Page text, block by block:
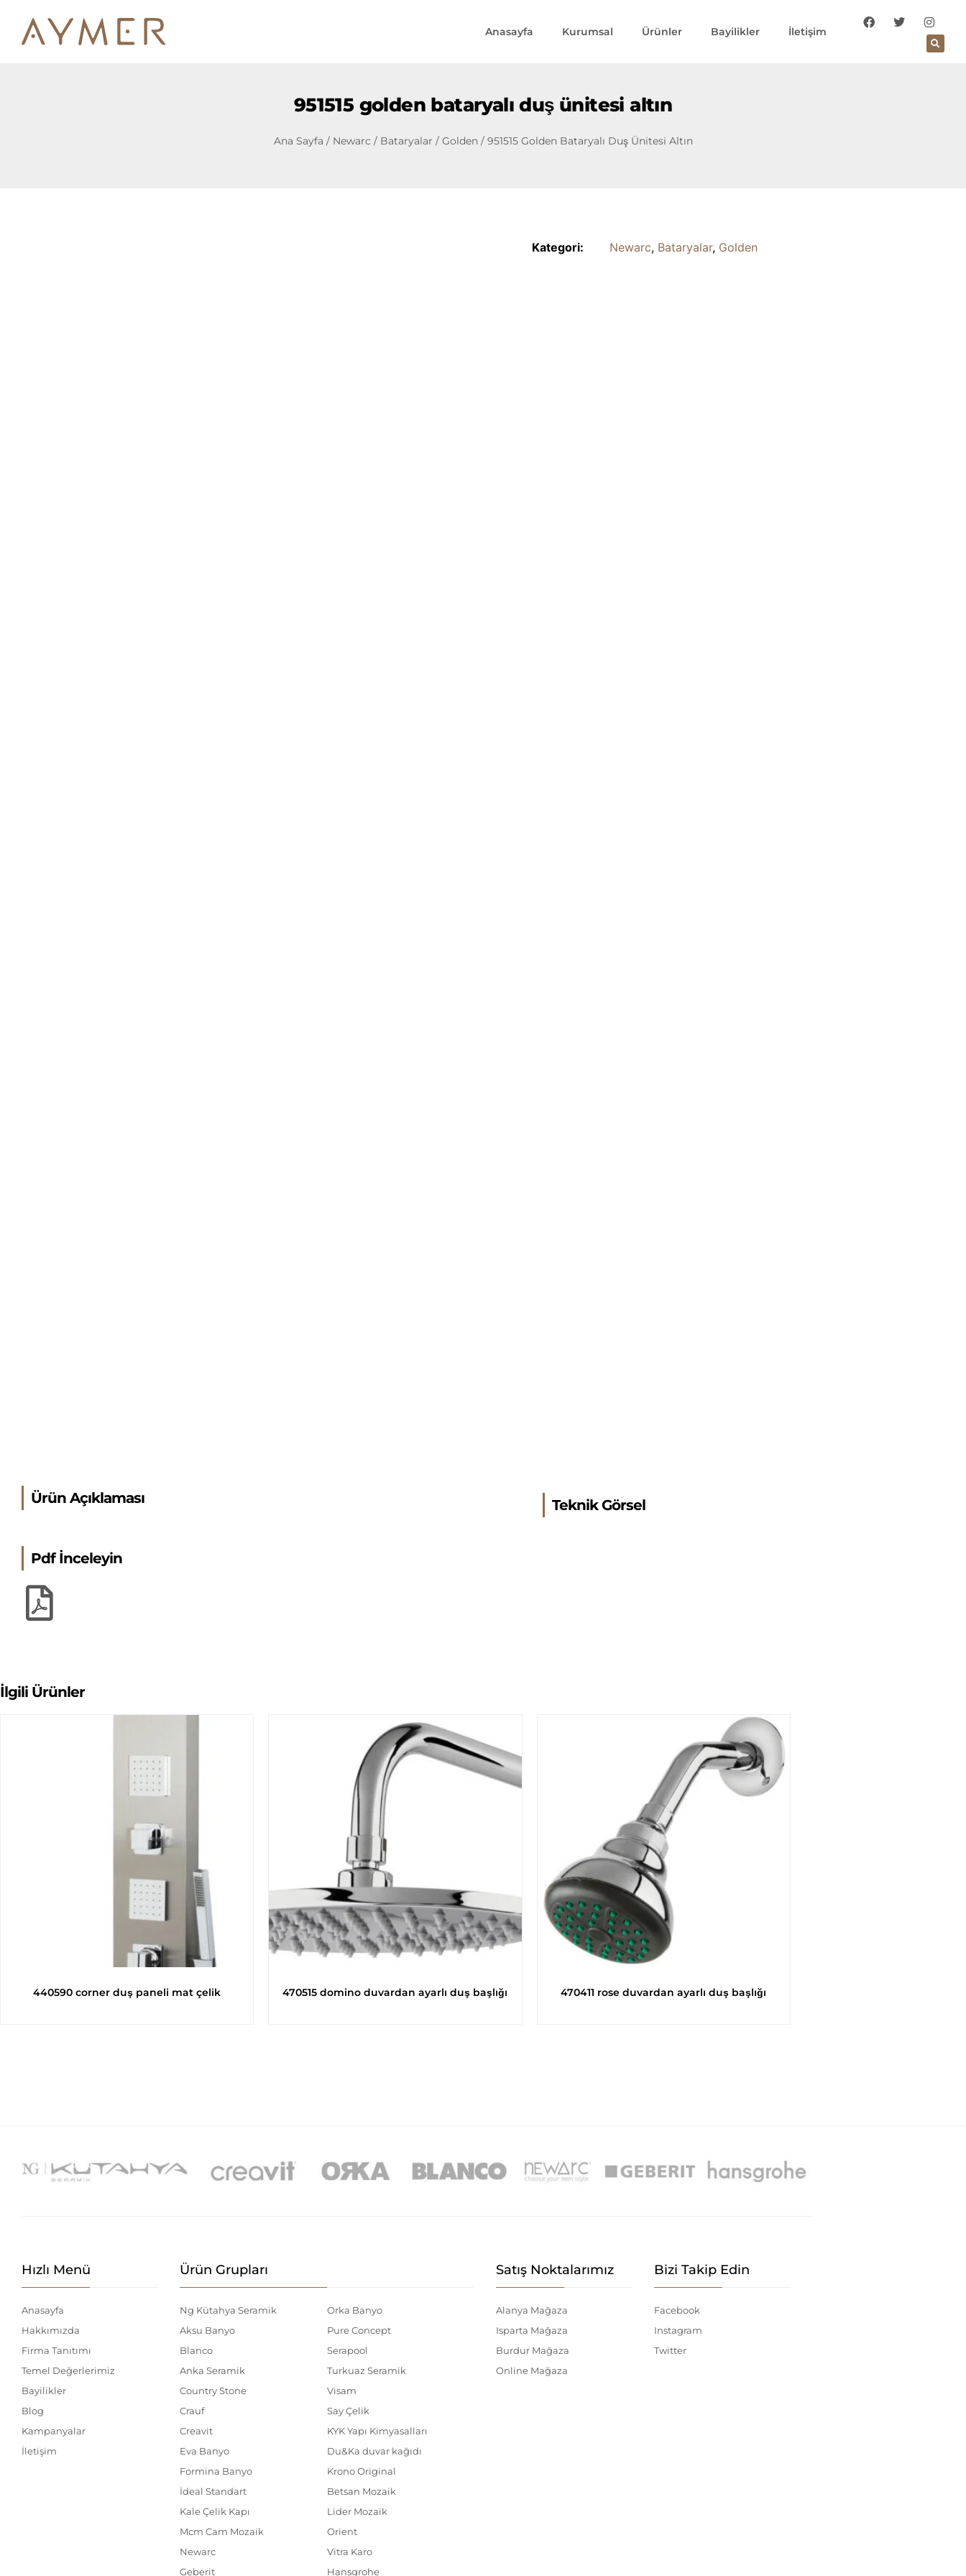
Anasayfa Kurumsal Ürünler Bayilikler İletişim
951515 golden bataryalı duş ünitesi altın
Ana Sayfa / Newarc / Bataryalar / Golden/ 951515 Golden Bataryalı Duş Ünitesi Altın
Kategori: Newarc, Bataryalar, Golden
Ürün Açıklaması
Pdf İnceleyin
Teknik Görsel
İlgili Ürünler
440590 corner duş paneli mat çelik 470515 domino duvardan ayarlı duş başlığı 470411 rose duvardan ayarlı duş başlığı
Hızlı Menü
Anasayfa
Hakkımızda
Firma Tanıtımı
Temel Değerlerimiz
Bayilikler
Blog
Kampanyalar
İletişim
Ürün Grupları
Ng Kütahya Seramik
Aksu Banyo
Blanco
Anka Seramik
Country Stone
Crauf
Creavit
Eva Banyo
Formina Banyo
İdeal Standart
Kale Çelik Kapı
Mcm Cam Mozaik
Newarc
Geberit
Orka Banyo
Pure Concept
Serapool
Turkuaz Seramik
Visam
Say Çelik
KYK Yapı Kimyasalları
Du&Ka duvar kağıdı
Krono Original
Betsan Mozaik
Lider Mozaik
Orient
Vitra Karo
Hansgrohe
Satış Noktalarımız
Alanya Mağaza
Isparta Mağaza
Burdur Mağaza
Online Mağaza
Bizi Takip Edin
Facebook
Instagram
Twitter